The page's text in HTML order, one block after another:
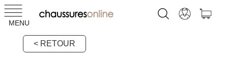
MENU
< RETOUR